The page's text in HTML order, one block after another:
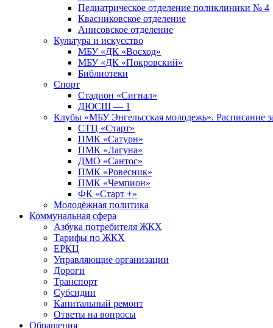
Педиатрическое отделение поликлиники № 4
Квасниковское отделение
Анисовское отделение
Культура и искусство
МБУ «ДК «Восход»
МБУ «ДК «Покровский»
Библиотеки
Спорт
Стадион «Сигнал»
ДЮСШ — 1
Клубы «МБУ Энгельсская молодежь». Расписание
СТЦ «Старт»
ПМК «Сатурн»
ПМК «Лагуна»
ДМО «Сантос»
ПМК «Ровесник»
ПМК «Чемпион»
ФК «Старт +»
Молодёжная политика
Коммунальная сфера
Азбука потребителя ЖКХ
Тарифы по ЖКХ
ЕРКЦ
Управляющие организации
Дороги
Транспорт
Субсидии
Капитальный ремонт
Ответы на вопросы
Обращения